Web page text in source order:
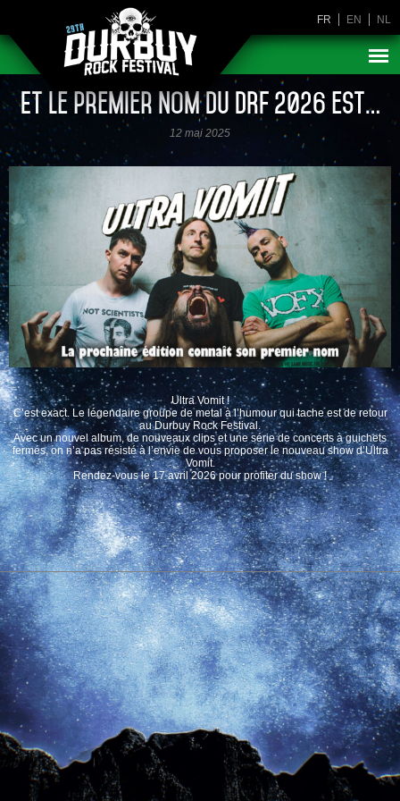
FR EN NL
Et le premier nom du DRF 2026 est…
12 mai 2025
Ultra Vomit !
C’est exact. Le légendaire groupe de metal à l’humour qui tache est de retour
au Durbuy Rock Festival.
Avec un nouvel album, de nouveaux clips et une série de concerts à guichets
fermés, on n’a pas résisté à l’envie de vous proposer le nouveau show d’Ultra
Vomit.
Rendez-vous le 17 avril 2026 pour profiter du show !